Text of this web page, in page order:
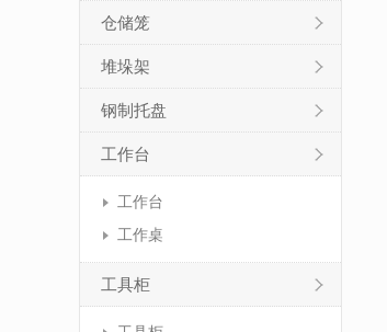
仓储笼
堆垛架
钢制托盘
工作台
工作台
工作桌
工具柜